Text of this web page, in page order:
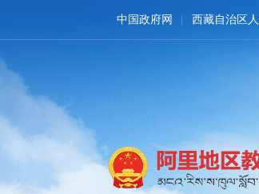
中国政府网 西藏自治区